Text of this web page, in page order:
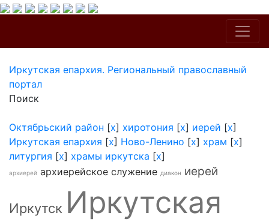
Иркутская епархия. Региональный православный
портал
Поиск
Октябрьский район [x] хиротония [x] иерей [x]
Иркутская епархия [x] Ново-Ленино [x] храм [x]
литургия [x] храмы иркутска [x]
архиерей архиерейское служение диакон иерей
Иркутск Иркутская